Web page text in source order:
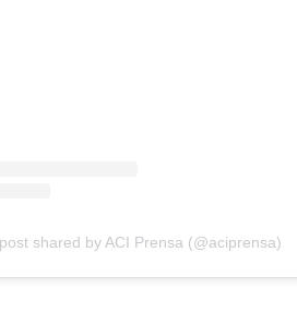
shared by ACI Prensa (@aciprensa)